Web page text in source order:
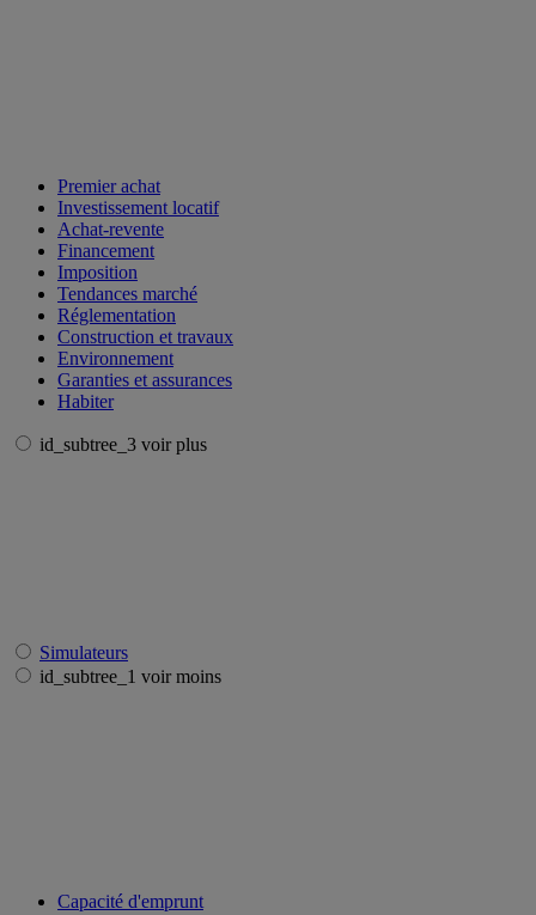
Premier achat
Investissement locatif
Achat-revente
Financement
Imposition
Tendances marché
Réglementation
Construction et travaux
Environnement
Garanties et assurances
Habiter
id_subtree_3 voir plus
Simulateurs
id_subtree_1 voir moins
Capacité d'emprunt